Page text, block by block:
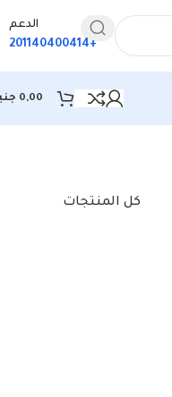
الدعم
+201140400414
0,00
كل المنتجات